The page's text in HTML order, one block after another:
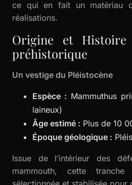
ce qui en fait un matériau
réalisations.
Origine et
préhistorique
Un vestige du Pléistocène
Espèce : Mammuthus
laineux)
Âge estimé : Plus de 10
Époque géologique :
Issue de l’intérieur des
mammouth, cette tranche